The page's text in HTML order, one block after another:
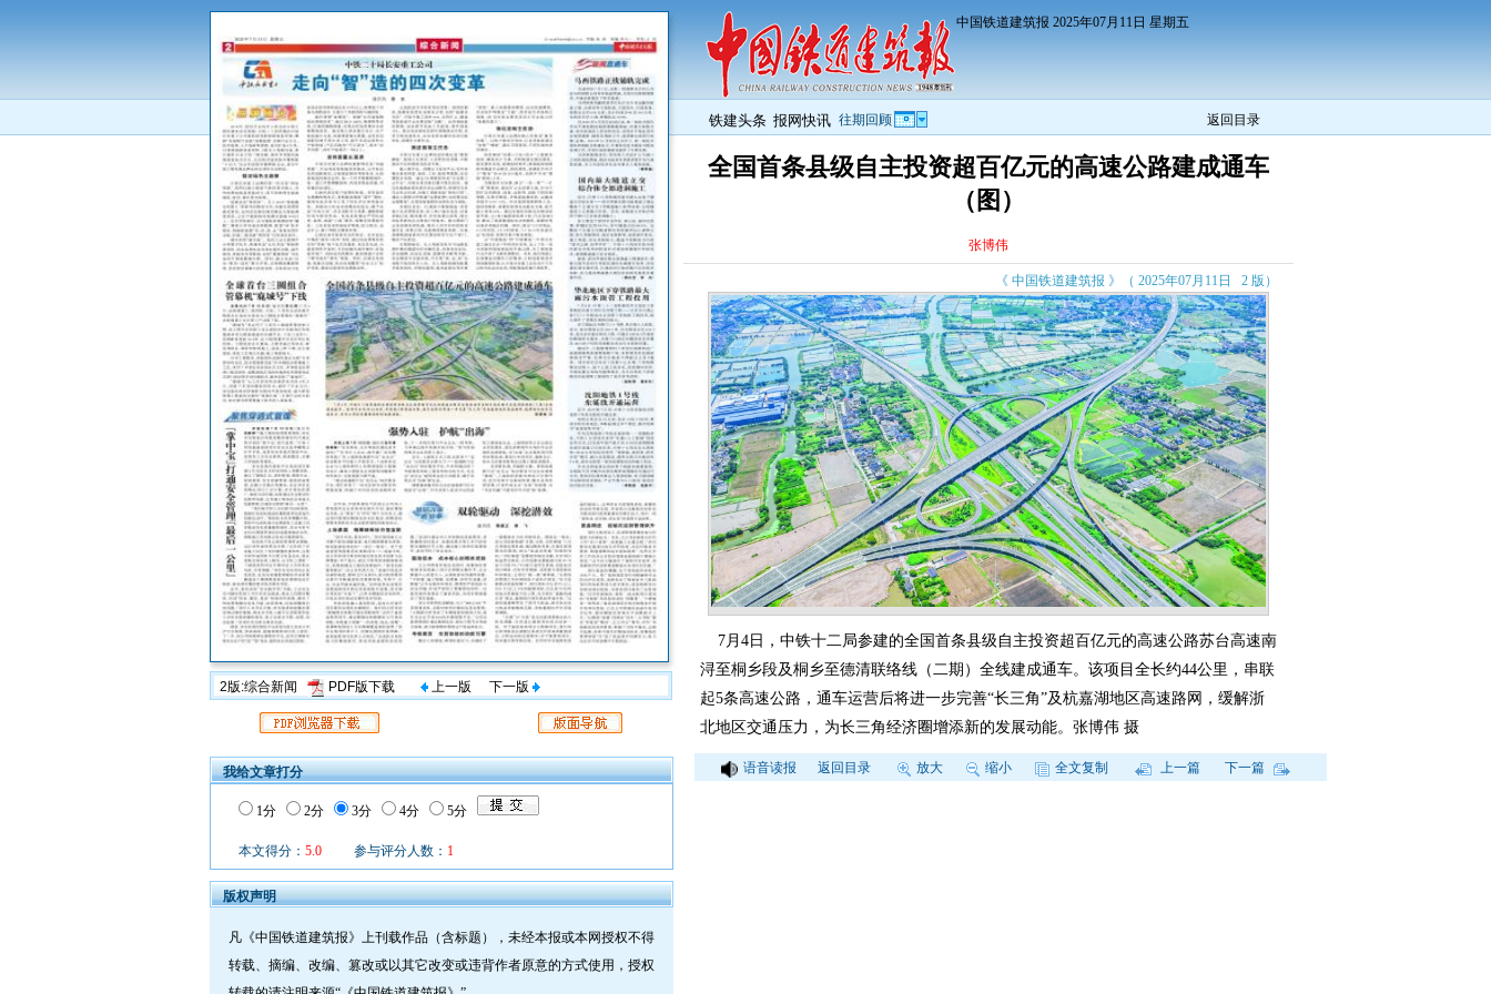
2版:综合新闻 PDF版下载 上一版 下一版
我给文章打分
1分 2分 3分 4分 5分
本文得分： 5.0 参与评分人数： 1
版权声明
凡《中国铁道建筑报》上刊载作品（含标题），未经本报或本网授权不得
转载、摘编、改编、篡改或以其它改变或违背作者原意的方式使用，授权
中国铁道建筑报 2025年07月11日 星期五
铁建头条 报网快讯 往期回顾 返回目录
全国首条县级自主投资超百亿元的高速公路建成通车
（图）
张博伟
《 中国铁道建筑报 》（ 2025年07月11日 2 版）
7月4日，中铁十二局参建的全国首条县级自主投资超百亿元的高速公路苏台高速南
浔至桐乡段及桐乡至德清联络线（二期）全线建成通车。该项目全长约44公里，串联
起5条高速公路，通车运营后将进一步完善“长三角”及杭嘉湖地区高速路网，缓解浙
北地区交通压力，为长三角经济圈增添新的发展动能。张博伟 摄
语音读报 返回目录 放大 缩小 全文复制 上一篇 下一篇